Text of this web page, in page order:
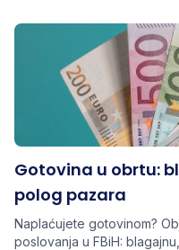
Gotovina u obrtu:
polog pazara
Naplaćujete gotovinom?
poslovanja u FBiH: